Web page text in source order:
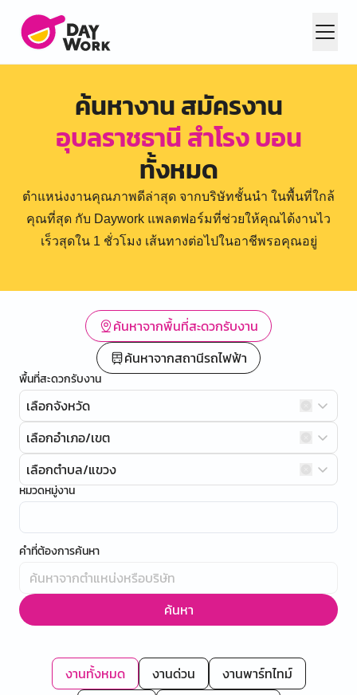
ค้นหางาน สมัครงาน
อุบลราชธานี สำโรง บอน
ทั้งหมด
ตำแหน่งงานคุณภาพดีล่าสุด จากบริษัทชั้นนำ ในพื้นที่ใกล้
คุณที่สุด กับ Daywork แพลตฟอร์มที่ช่วยให้คุณได้งานไว
เร็วสุดใน 1 ชั่วโมง เส้นทางต่อไปในอาชีพรอคุณอยู่
ค้นหาจากพื้นที่สะดวกรับงาน
ค้นหาจากสถานีรถไฟฟ้า
พื้นที่สะดวกรับงาน
เลือกจังหวัด
เลือกอำเภอ/เขต
เลือกตำบล/แขวง
หมวดหมู่งาน
คำที่ต้องการค้นหา
ค้นหา
งานทั้งหมด งานด่วน
งานพาร์ทไทม์